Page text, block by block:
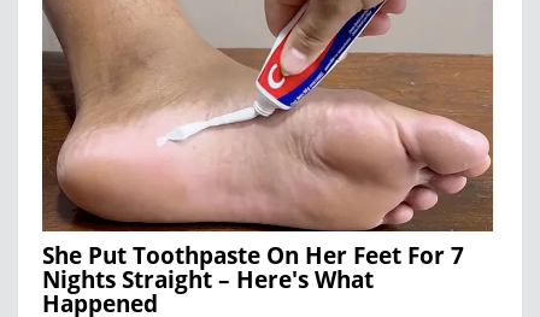
She Put Toothpaste On Her Feet For 7
Nights Straight – Here's What
Happened